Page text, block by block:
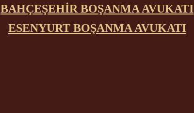
BAHÇEŞEHİR BOŞANMA AVUKATI
ESENYURT BOŞANMA AVUKATI